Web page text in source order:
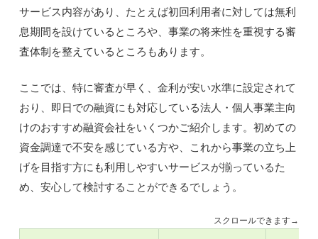
サービス内容があり、たとえば初回利用者に対しては無利
息期間を設けているところや、事業の将来性を重視する審
査体制を整えているところもあります。
ここでは、特に審査が早く、金利が安い水準に設定されて
おり、即日での融資にも対応している法人・個人事業主向
けのおすすめ融資会社をいくつかご紹介します。初めての
資金調達で不安を感じている方や、これから事業の立ち上
げを目指す方にも利用しやすいサービスが揃っているた
め、安心して検討することができるでしょう。
スクロールできます→